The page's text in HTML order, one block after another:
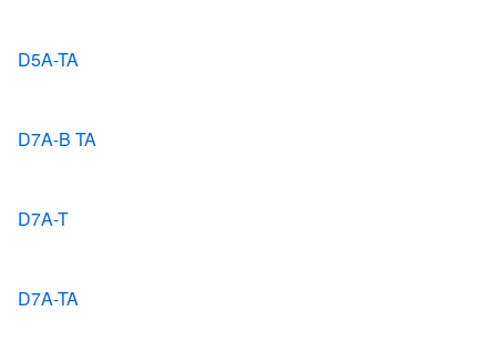
D5A-TA
D7A-B TA
D7A-T
D7A-TA